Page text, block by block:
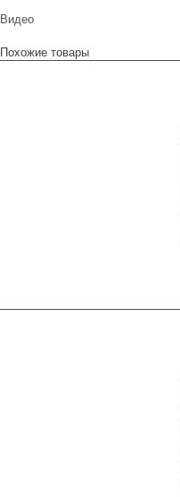
Видео
Похожие товары